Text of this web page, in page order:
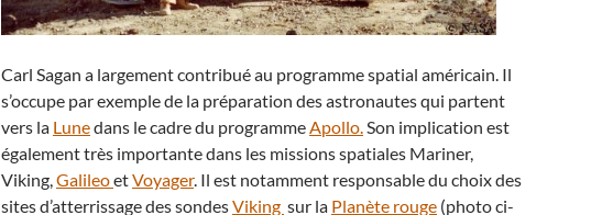
Carl Sagan a largement contribué au programme spatial américain. Il
s’occupe par exemple de la préparation des astronautes qui partent
vers la Lunedans le cadre du programmeApollo.Son implication est
également très importante dans les missions spatiales Mariner,
Viking,GalileoetVoyager. Il est notamment responsable du choix des
sites d’atterrissage des sondesViking sur la Planète rouge (photo ci-